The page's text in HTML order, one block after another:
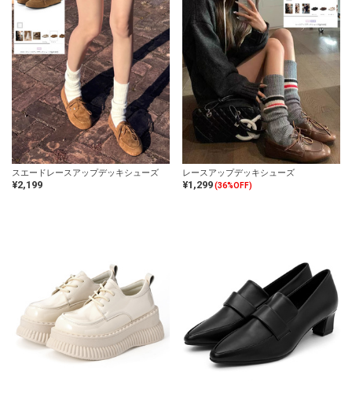
スエードレースアップデッキシューズ
¥2,199
レースアップデッキシューズ
¥1,299(36%OFF)